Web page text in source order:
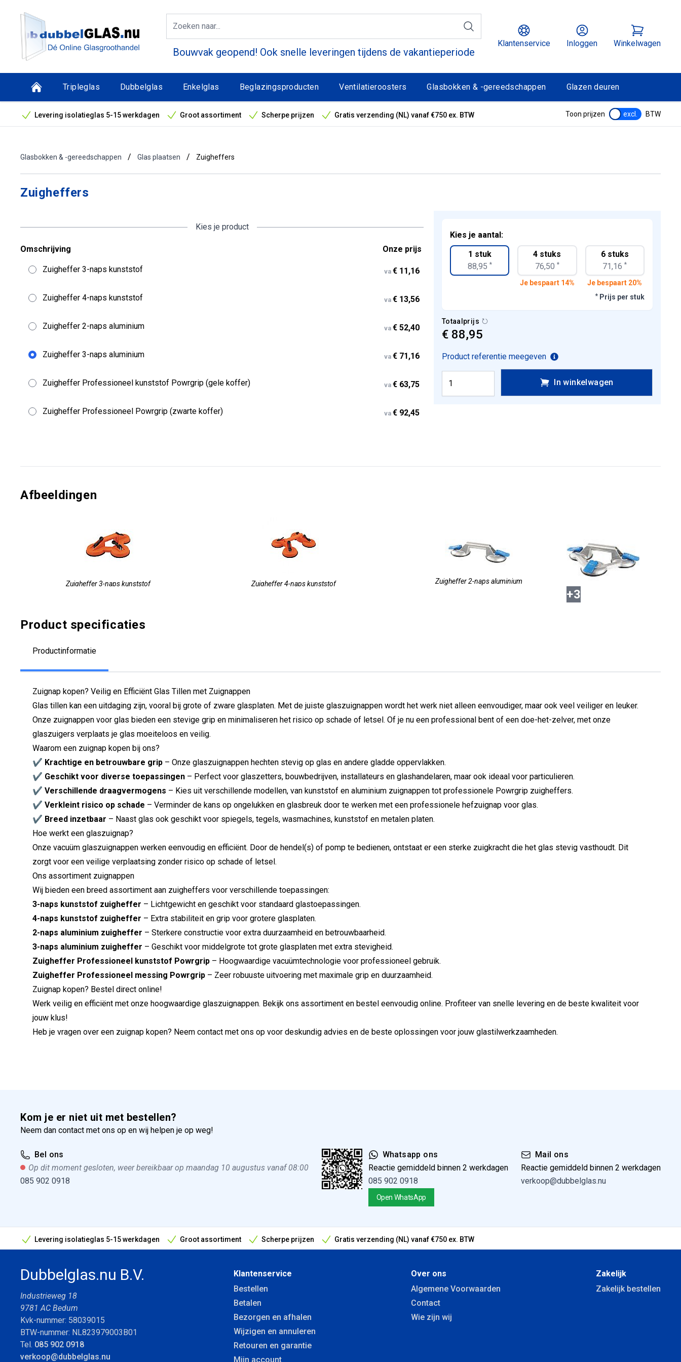
Bouwvak geopend! Ook snelle leveringen tijdens de vakantieperiode
Klantenservice Inloggen Winkelwagen
Tripleglas Dubbelglas Enkelglas Beglazingsproducten Ventilatieroosters Glasbokken & -gereedschappen Glazen deuren
Levering isolatieglas 5-15 werkdagen Groot assortiment Scherpe prijzen
Gratis verzending (NL) vanaf €750 ex. BTW
Bouwvak geopend! Óók snelle leveringen tijdens de vakantieperiode
Toon prijzen excl. BTW
Glasbokken & -gereedschappen / Glas plaatsen / Zuigheffers
Zuigheffers
Kies je product
Omschrijving Onze prijs
Zuigheffer 3-naps kunststof va € 11,16
Zuigheffer 4-naps kunststof va € 13,56
Zuigheffer 2-naps aluminium va € 52,40
Zuigheffer 3-naps aluminium va € 71,16
Zuigheffer Professioneel kunststof Powrgrip (gele koffer) va € 63,75
Zuigheffer Professioneel Powrgrip (zwarte koffer) va € 92,45
Kies je aantal:
1 stuk
88,95 *
4 stuks
76,50 *
Je bespaart 14%
6 stuks
71,16*
Je bespaart 20%
* Prijs per stuk
Totaalprijs
€ 88,95
Product referentie meegeven
In winkelwagen
Afbeeldingen
Zuigheffer 3-naps kunststof Zuigheffer 4-naps kunststof Zuigheffer 2-naps aluminium
+3
Product specificaties
Productinformatie
Zuignap kopen? Veilig en Efficiënt Glas Tillen met Zuignappen
Glas tillen kan een uitdaging zijn, vooral bij grote of zware glasplaten. Met de juiste glaszuignappen wordt het werk niet alleen eenvoudiger, maar ook veel veiliger en leuker.
Onze zuignappen voor glas bieden een stevige grip en minimaliseren het risico op schade of letsel. Of je nu een professional bent of een doe-het-zelver, met onze
glaszuigers verplaats je glas moeiteloos en veilig.
Waarom een zuignap kopen bij ons?
✔ Krachtige en betrouwbare grip – Onze glaszuignappen hechten stevig op glas en andere gladde oppervlakken.
✔ Geschikt voor diverse toepassingen – Perfect voor glaszetters, bouwbedrijven, installateurs en glashandelaren, maar ook ideaal voor particulieren.
✔ Verschillende draagvermogens – Kies uit verschillende modellen, van kunststof en aluminium zuignappen tot professionele Powrgrip zuigheffers.
✔ Verkleint risico op schade – Verminder de kans op ongelukken en glasbreuk door te werken met een professionele hefzuignap voor glas.
✔ Breed inzetbaar – Naast glas ook geschikt voor spiegels, tegels, wasmachines, kunststof en metalen platen.
Hoe werkt een glaszuignap?
Onze vacuüm glaszuignappen werken eenvoudig en efficiënt. Door de hendel(s) of pomp te bedienen, ontstaat er een sterke zuigkracht die het glas stevig vasthoudt. Dit
zorgt voor een veilige verplaatsing zonder risico op schade of letsel.
Ons assortiment zuignappen
Wij bieden een breed assortiment aan zuigheffers voor verschillende toepassingen:
3-naps kunststof zuigheffer – Lichtgewicht en geschikt voor standaard glastoepassingen.
4-naps kunststof zuigheffer – Extra stabiliteit en grip voor grotere glasplaten.
2-naps aluminium zuigheffer – Sterkere constructie voor extra duurzaamheid en betrouwbaarheid.
3-naps aluminium zuigheffer – Geschikt voor middelgrote tot grote glasplaten met extra stevigheid.
Zuigheffer Professioneel kunststof Powrgrip – Hoogwaardige vacuümtechnologie voor professioneel gebruik.
Zuigheffer Professioneel messing Powrgrip – Zeer robuuste uitvoering met maximale grip en duurzaamheid.
Zuignap kopen? Bestel direct online!
Werk veilig en efficiënt met onze hoogwaardige glaszuignappen. Bekijk ons assortiment en bestel eenvoudig online. Profiteer van snelle levering en de beste kwaliteit voor
jouw klus!
Heb je vragen over een zuignap kopen? Neem contact met ons op voor deskundig advies en de beste oplossingen voor jouw glastilwerkzaamheden.
Kom je er niet uit met bestellen?
Neem dan contact met ons op en wij helpen je op weg!
Bel ons
Op dit moment gesloten, weer bereikbaar op maandag 10 augustus vanaf 08:00
085 902 0918
Whatsapp ons
Reactie gemiddeld binnen 2 werkdagen
085 902 0918
Open WhatsApp
Mail ons
Reactie gemiddeld binnen 2 werkdagen
verkoop@dubbelglas.nu
Levering isolatieglas 5-15 werkdagen Groot assortiment Scherpe prijzen
Gratis verzending (NL) vanaf €750 ex. BTW
Bouwvak geopend! Óók snelle leveringen tijdens de vakantieperiode
Dubbelglas.nu B.V.
Industrieweg 18
9781 AC Bedum
Kvk-nummer: 58039015
BTW-nummer: NL823979003B01
Tel. 085 902 0918
verkoop@dubbelglas.nu
Klantenservice
Bestellen
Betalen
Bezorgen en afhalen
Wijzigen en annuleren
Retouren en garantie
Mijn account
Over ons
Algemene Voorwaarden
Contact
Wie zijn wij
Zakelijk
Zakelijk bestellen